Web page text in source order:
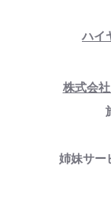
ハイ
株式会
姉妹サー